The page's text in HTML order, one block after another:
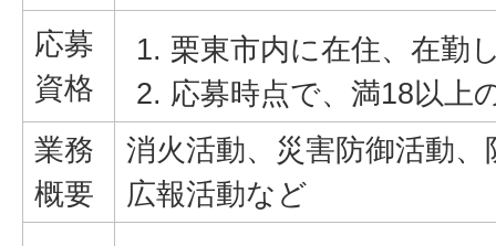
応募
資格
栗東市内に在住、在勤
応募時点で、満18以上
業務
概要
消火活動、災害防御活動
広報活動など